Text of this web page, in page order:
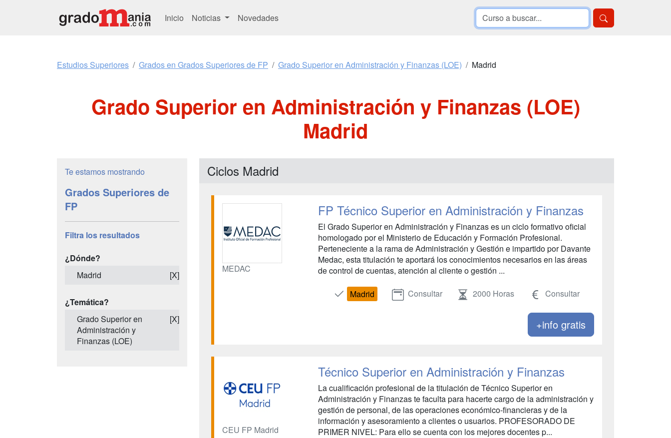
Inicio Noticias Novedades
Estudios Superiores Grados en Grados Superiores de FP Grado Superior en Administración y Finanzas (LOE) Madrid
Grado Superior en Administración y Finanzas (LOE)
Madrid
Te estamos mostrando
Grados Superiores de
FP
Filtra los resultados
¿Dónde?
Madrid
[X]
¿Temática?
Grado Superior en
Administración y
Finanzas (LOE)
[X]
Ciclos Madrid
MEDAC
FP Técnico Superior en Administración y Finanzas
El Grado Superior en Administración y Finanzas es un ciclo formativo oficial
homologado por el Ministerio de Educación y Formación Profesional.
Perteneciente a la rama de Administración y Gestión e impartido por Davante
Medac, esta titulación te aportará los conocimientos necesarios en las áreas
de control de cuentas, atención al cliente o gestión ...
Madrid Consultar 2000 Horas Consultar
+info gratis
CEU FP Madrid
Técnico Superior en Administración y Finanzas
La cualificación profesional de la titulación de Técnico Superior en
Administración y Finanzas te faculta para hacerte cargo de la administración y
gestión de personal, de las operaciones económico-financieras y de la
información y asesoramiento a clientes o usuarios. PROFESORADO DE
PRIMER NIVEL: Para ello se cuenta con los mejores docentes p...